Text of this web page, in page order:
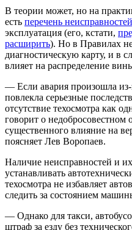
В теории может, но на
есть перечень неисправностей
эксплуатация (его, кстати,
расширить). Но в Правилах
диагностическую карту, и в
влияет на распределение
— Если авария произошла из-
повлекла серьезные
отсутствие техосмотра как
говорит о
существенного влияние на
поясняет Лев Воропаев.
Наличие неисправностей и
устанавливать
техосмотра не избавляет
следить за состоянием
— Однако для такси,
штраф за езду без